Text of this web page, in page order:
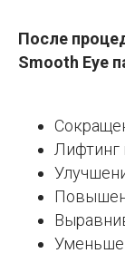
После
Smooth Eye
Лифтинг